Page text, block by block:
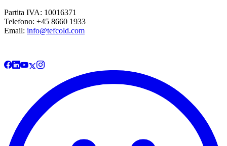
Partita IVA: 10016371
Telefono: +45 8660 1933
Email: info@tefcold.com